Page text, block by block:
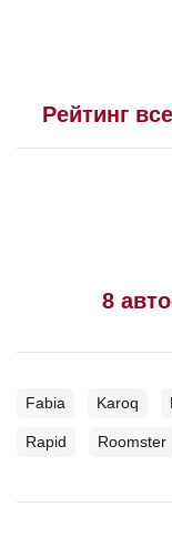
Рейтинг
8
Fabia Karoq
Rapid Roomster